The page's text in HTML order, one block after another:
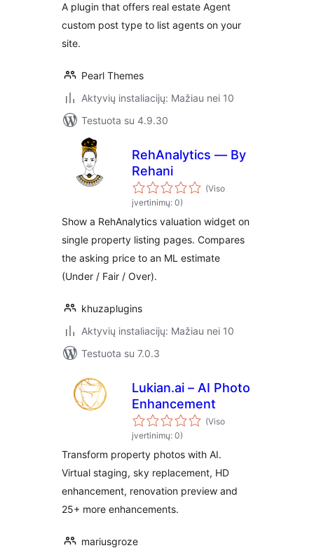
A plugin that offers real estate Agent
custom post type to list agents on your
site.
Pearl Themes
Aktyvių instaliacijų: Mažiau nei 10
Testuota su 4.9.30
RehAnalytics — By
Rehani
(Viso
įvertinimų: 0)
Show a RehAnalytics valuation widget on
single property listing pages. Compares
the asking price to an ML estimate
(Under / Fair / Over).
khuzaplugins
Aktyvių instaliacijų: Mažiau nei 10
Testuota su 7.0.3
Lukian.ai – AI Photo
Enhancement
(Viso
įvertinimų: 0)
Transform property photos with AI.
Virtual staging, sky replacement, HD
enhancement, renovation preview and
25+ more enhancements.
mariusgroze